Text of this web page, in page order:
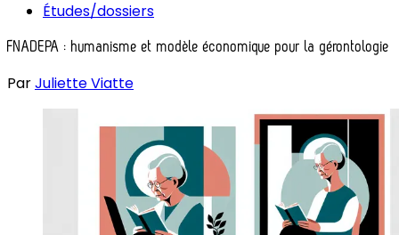
Études/dossiers
FNADEPA : humanisme et modèle économique pour la gérontologie
ParJuliette Viatte